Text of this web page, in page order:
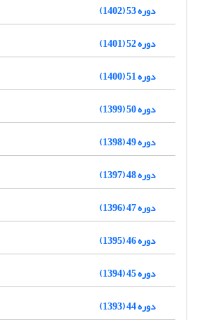
دوره 53 (1402)
دوره 52 (1401)
دوره 51 (1400)
دوره 50 (1399)
دوره 49 (1398)
دوره 48 (1397)
دوره 47 (1396)
دوره 46 (1395)
دوره 45 (1394)
دوره 44 (1393)